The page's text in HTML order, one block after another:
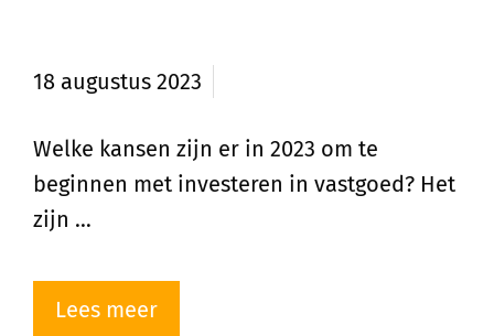
18 augustus 2023
Welke kansen zijn er in 2023 om te
beginnen met investeren in vastgoed? Het
zijn …
Lees meer